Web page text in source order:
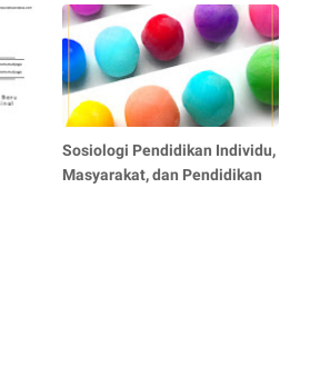
Sosiologi Pendidikan Individu,
Masyarakat, dan Pendidikan